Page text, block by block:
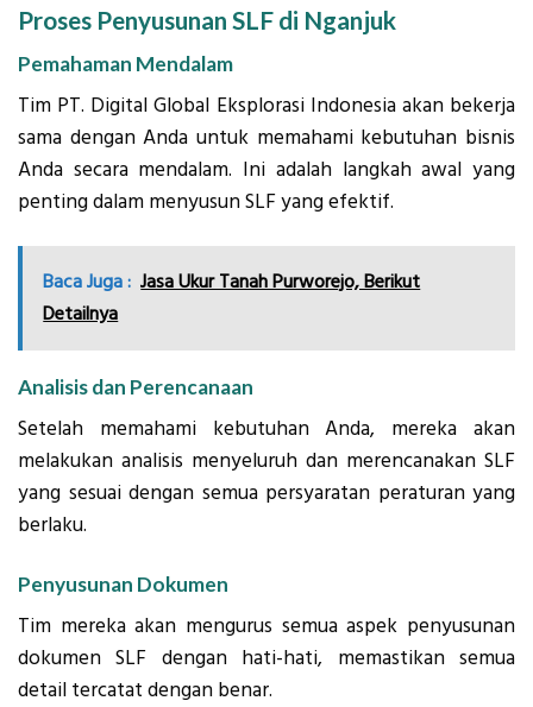
Proses Penyusunan SLF di Nganjuk
Pemahaman Mendalam
Tim PT. Digital Global Eksplorasi Indonesia akan bekerja
sama dengan Anda untuk memahami kebutuhan bisnis
Anda secara mendalam. Ini adalah langkah awal yang
penting dalam menyusun SLF yang efektif.
Baca Juga : Jasa Ukur Tanah Purworejo, Berikut
Detailnya
Analisis dan Perencanaan
Setelah memahami kebutuhan Anda, mereka akan
melakukan analisis menyeluruh dan merencanakan SLF
yang sesuai dengan semua persyaratan peraturan yang
berlaku.
Penyusunan Dokumen
Tim mereka akan mengurus semua aspek penyusunan
dokumen SLF dengan hati-hati, memastikan semua
detail tercatat dengan benar.